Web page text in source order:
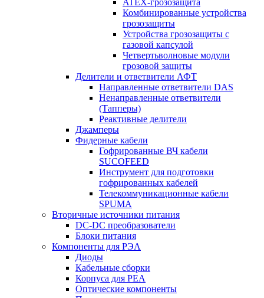
ATEX-грозозащита
Комбинированные устройства
грозозащиты
Устройства грозозащиты с
газовой капсулой
Четвертьволновые модули
грозовой защиты
Делители и ответвители АФТ
Направленные ответвители DAS
Ненаправленные ответвители
(Тапперы)
Реактивные делители
Джамперы
Фидерные кабели
Гофрированные ВЧ кабели
SUCOFEED
Инструмент для подготовки
гофрированных кабелей
Телекоммуникационные кабели
SPUMA
Вторичные источники питания
DC-DC преобразователи
Блоки питания
Компоненты для РЭА
Диоды
Кабельные сборки
Корпуса для РЕА
Оптические компоненты